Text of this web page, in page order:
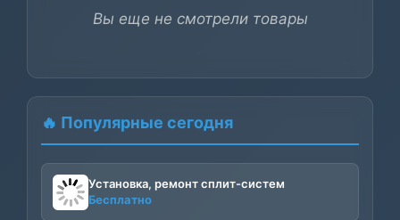
Вы еще не смотрели товары
🔥 Популярные сегодня
Установка, ремонт сплит-систем
Бесплатно